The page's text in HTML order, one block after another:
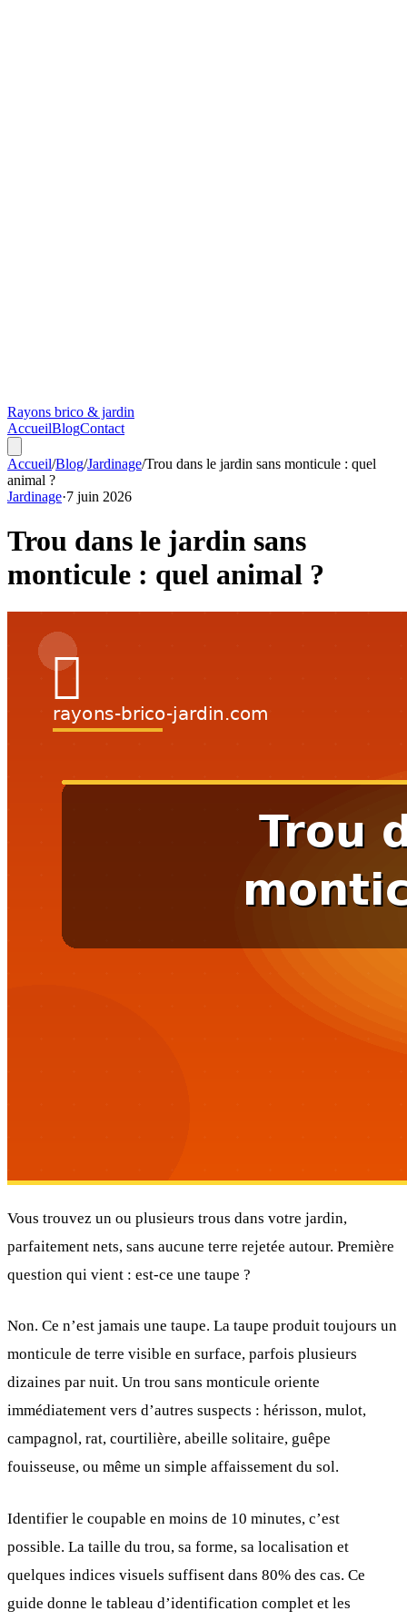
Rayons brico & jardin
AccueilBlogContact
Accueil/Blog/Jardinage/Trou dans le jardin sans monticule : quel
animal ?
Jardinage·7 juin 2026
Trou dans le jardin sans
monticule : quel animal ?
Vous trouvez un ou plusieurs trous dans votre jardin,
parfaitement nets, sans aucune terre rejetée autour. Première
question qui vient : est-ce une taupe ?
Non. Ce n’est jamais une taupe. La taupe produit toujours un
monticule de terre visible en surface, parfois plusieurs
dizaines par nuit. Un trou sans monticule oriente
immédiatement vers d’autres suspects : hérisson, mulot,
campagnol, rat, courtilière, abeille solitaire, guêpe
fouisseuse, ou même un simple affaissement du sol.
Identifier le coupable en moins de 10 minutes, c’est
possible. La taille du trou, sa forme, sa localisation et
quelques indices visuels suffisent dans 80% des cas. Ce
guide donne le tableau d’identification complet et les